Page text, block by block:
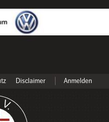
Disclaimer Anmelden